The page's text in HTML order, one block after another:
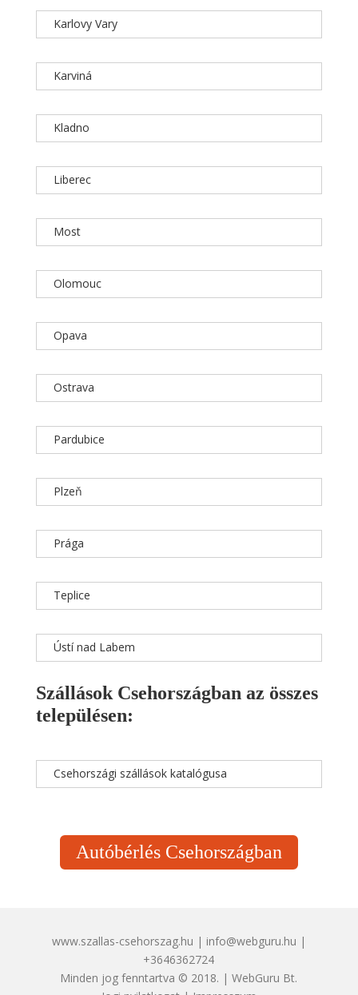
Karlovy Vary
Karviná
Kladno
Liberec
Most
Olomouc
Opava
Ostrava
Pardubice
Plzeň
Prága
Teplice
Ústí nad Labem
Szállások Csehországban az összes
településen:
Csehországi szállások katalógusa
Autóbérlés Csehországban
www.szallas-csehorszag.hu | info@webguru.hu |
+3646362724
Minden jog fenntartva © 2018. | WebGuru Bt.